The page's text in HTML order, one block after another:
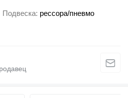
Подвеска рессора/пневмо